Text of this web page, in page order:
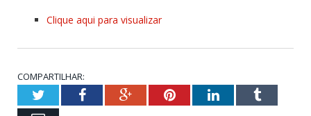
Clique aqui para visualizar
COMPARTILHAR:
TwitterFacebookGoogle+PinterestLinkedInTumblr